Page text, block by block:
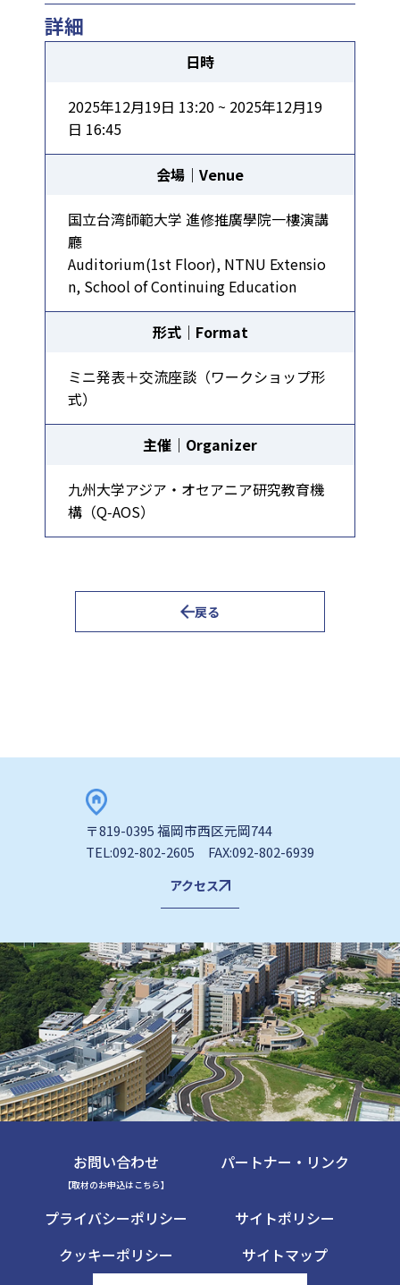
詳細
日時
2025年12月19日 13:20 ~ 2025年12月19
日 16:45
会場｜Venue
国立台湾師範大学 進修推廣學院一樓演講
廳
Auditorium(1st Floor), NTNU Extensio
n, School of Continuing Education
形式｜Format
ミニ発表＋交流座談（ワークショップ形
式）
主催｜Organizer
九州大学アジア・オセアニア研究教育機
構（Q‑AOS）
戻る
〒819-0395 福岡市西区元岡744
TEL:092-802-2605 FAX:092-802-6939
アクセス
お問い合わせ
【取材のお申込はこちら】
パートナー・リンク
プライバシーポリシー
サイトポリシー
クッキーポリシー
サイトマップ